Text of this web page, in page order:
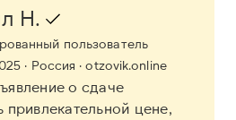
Н.
пользователь
· Россия · otzovik.online
о сдаче
привлекательной цене,